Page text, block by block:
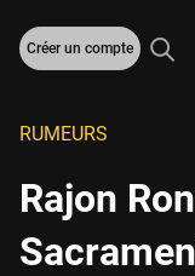
Créer un compte
RUMEURS
Rajon